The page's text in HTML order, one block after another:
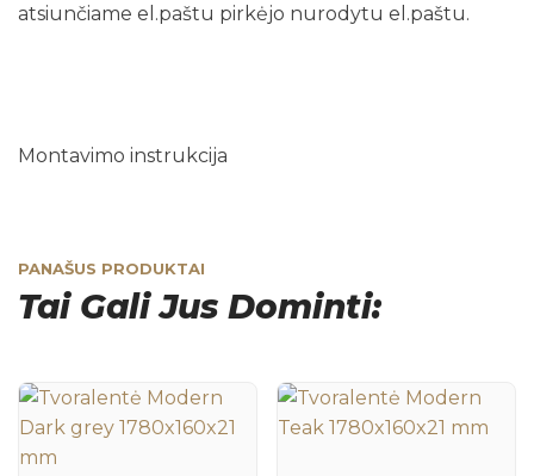
atsiunčiame el.paštu pirkėjo nurodytu el.paštu.
Montavimo instrukcija
PANAŠUS PRODUKTAI
Tai Gali Jus Dominti: